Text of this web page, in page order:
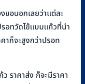
ขอบอกเลยว่าแต่ละ
อทวัดไข้แบบแก้วที่นำ
าก็จะสูงกว่าปรอท
ราคาส่ง ก็จะมีราคา